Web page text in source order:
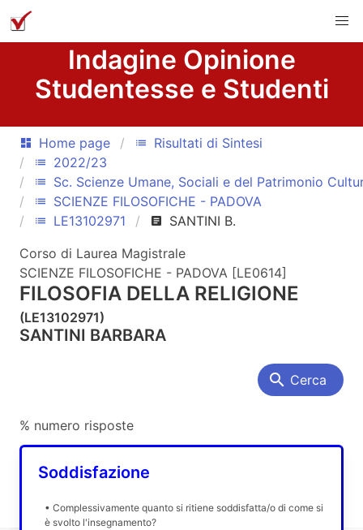
Indagine Opinione
Studentesse e Studenti
dashboard Home page list Risultati di Sintesi
list 2022/23
list Sc. Scienze Umane, Sociali e del Patrimonio
list SCIENZE FILOSOFICHE - PADOVA
list LE13102971 article
SANTINI B.
Corso di Laurea Magistrale
SCIENZE FILOSOFICHE - PADOVA [LE0614]
FILOSOFIA DELLA RELIGIONE
(LE13102971)
SANTINI BARBARA
search Cerca
% numero risposte
Soddisfazione
• Complessivamente quanto si ritiene soddisfatta/o di come si
è svolto l'insegnamento?